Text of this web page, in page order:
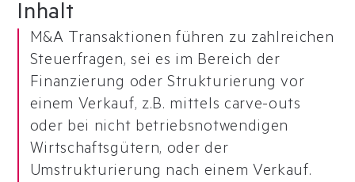
Inhalt
M&A Transaktionen führen zu zahlreichen
Steuerfragen, sei es im Bereich der
Finanzierung oder Strukturierung vor
einem Verkauf, z.B. mittels carve-outs
oder bei nicht betriebsnotwendigen
Wirtschaftsgütern, oder der
Umstrukturierung nach einem Verkauf.